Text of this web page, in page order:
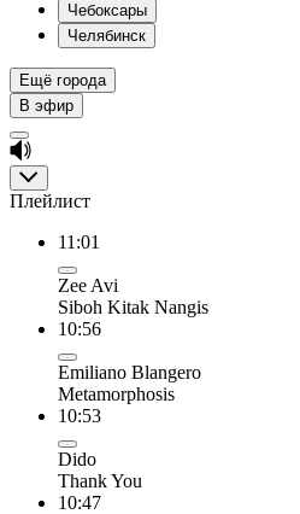
Чебоксары
Челябинск
Ещё города
В эфир
Плейлист
11:01
Zee Avi
Siboh Kitak Nangis
10:56
Emiliano Blangero
Metamorphosis
10:53
Dido
Thank You
10:47